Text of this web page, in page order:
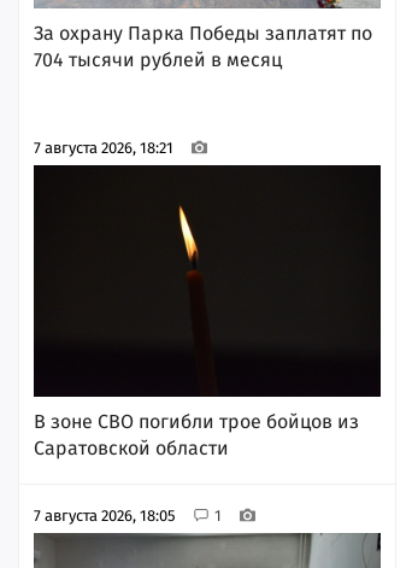
За охрану Парка Победы заплатят по
704 тысячи рублей в месяц
7 августа 2026, 18:21
В зоне СВО погибли трое бойцов из
Саратовской области
7 августа 2026, 18:05 1